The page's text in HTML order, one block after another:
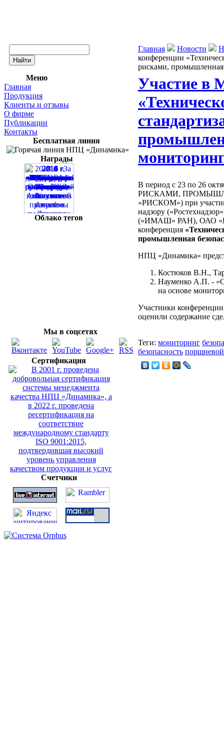
Меню
Главная
Продукция
Клиенты и отзывы
О фирме
Публикации
Контакты
Бесплатная линия
Награды
Облако тегов
Мы в соцсетях
Сертификация
Счетчики
Главная Новости
конференции
рисками, промышленная
Участие в
В период с 23 по 26
РИСКАМИ,
«РИСКОМ») при участии
надзору
(«ИМАШ» РАН), ОАО
конференция
промышленная
НПЦ «Динамика»
Костюков В.Н.,
Науменко А.П. -
на основе
Участники
оценили содержание
Теги: мониторинг
безопасность